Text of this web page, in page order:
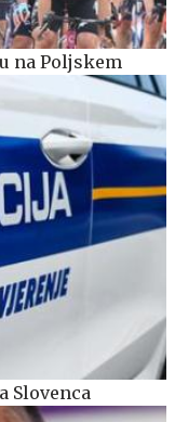
na Poljskem
Slovenca